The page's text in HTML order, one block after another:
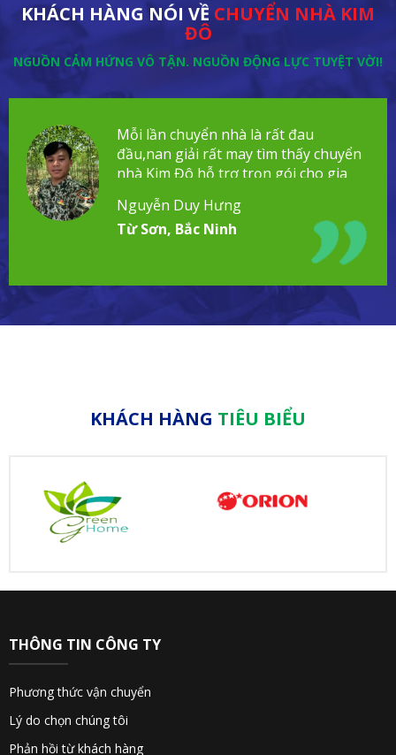
KHÁCH HÀNG NÓI VỀ CHUYỂN NHÀ KIM
ĐÔ
NGUỒN CẢM HỨNG VÔ TẬN. NGUỒN ĐỘNG LỰC TUYỆT VỜI!
Mỗi lần chuyển nhà là rất đau
đầu,nan giải rất may tìm thấy chuyển
nhà Kim Đô hỗ trợ trọn gói cho gia
Nguyễn Duy Hưng
Từ Sơn, Bắc Ninh
KHÁCH HÀNG TIÊU BIỂU
THÔNG TIN CÔNG TY
Phương thức vận chuyển
Lý do chọn chúng tôi
Phản hồi từ khách hàng